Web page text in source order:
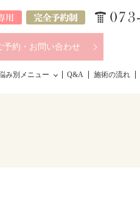
み別メニュー Q&A 施術の流れ
予約・お問い合わせ